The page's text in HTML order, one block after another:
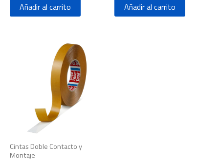
Añadir al carrito Añadir al carrito
Cintas Doble Contacto y
Montaje